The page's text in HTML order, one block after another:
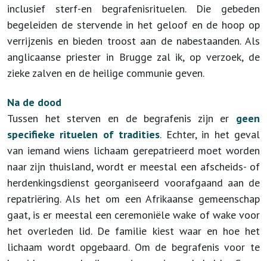
inclusief sterf-en begrafenisrituelen. Die gebeden
begeleiden de stervende in het geloof en de hoop op
verrijzenis en bieden troost aan de nabestaanden. Als
anglicaanse priester in Brugge zal ik, op verzoek, de
zieke zalven en de heilige communie geven.
Na de dood
Tussen het sterven en de begrafenis zijn er geen
specifieke rituelen of tradities. Echter, in het geval
van iemand wiens lichaam gerepatrieerd moet worden
naar zijn thuisland, wordt er meestal een afscheids- of
herdenkingsdienst georganiseerd voorafgaand aan de
repatriëring. Als het om een Afrikaanse gemeenschap
gaat, is er meestal een ceremoniële wake of wake voor
het overleden lid. De familie kiest waar en hoe het
lichaam wordt opgebaard. Om de begrafenis voor te